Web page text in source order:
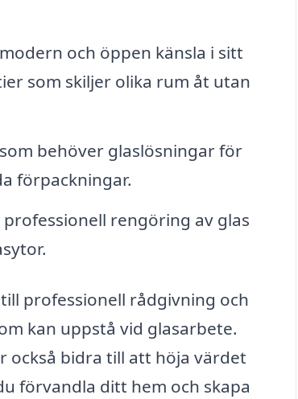
och öppen känsla i sitt
som skiljer olika rum åt utan
behöver glaslösningar för
förpackningar.
rengöring av glas
professionell rådgivning och
kan uppstå vid glasarbete.
också bidra till att höja värdet
förvandla ditt hem och skapa